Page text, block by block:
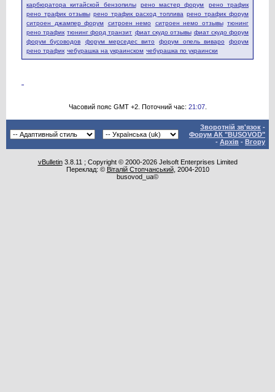
карбюратора китайской бензопилы рено мастер форум
рено трафик
рено трафик отзывы рено трафик расход топлива рено трафик форум
ситроен джампер форум
ситроен немо ситроен немо отзывы тюнинг
рено трафик тюнинг форд транзит фиат скудо отзывы фиат скудо форум
форум бусоводов
форум мерседес вито форум опель виваро
форум
рено трафик чебурашка на украинском чебурашка по украински
Часовий пояс GMT +2. Поточний час: 21:07.
Зворотній зв'язок -
Форум АК "BUSOVOD"
- Архів - Вгору
vBulletin3.8.11 ; Copyright © 2000-2026 Jelsoft Enterprises Limited
Переклад: © Віталій Стопчанський, 2004-2010
busovod_ua©